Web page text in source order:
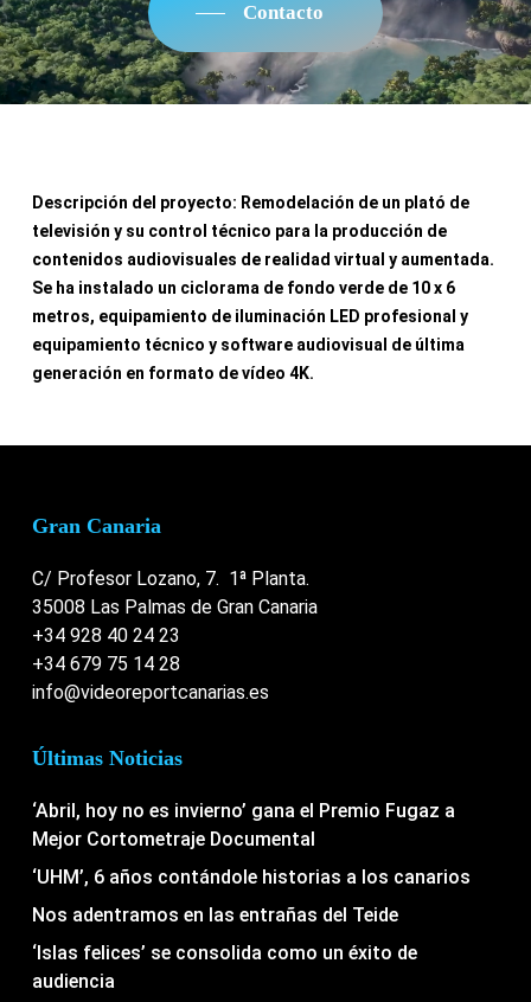
Contacto
Descripción del proyecto: Remodelación de un plató de
televisión y su control técnico para la producción de
contenidos audiovisuales de realidad virtual y aumentada.
Se ha instalado un ciclorama de fondo verde de 10 x 6
metros, equipamiento de iluminación LED profesional y
equipamiento técnico y software audiovisual de última
generación en formato de vídeo 4K.
Gran Canaria
C/ Profesor Lozano, 7. 1ª Planta.
35008 Las Palmas de Gran Canaria
+34 928 40 24 23
+34 679 75 14 28
info@videoreportcanarias.es
Últimas Noticias
‘Abril, hoy no es invierno’ gana el Premio Fugaz a
Mejor Cortometraje Documental
‘UHM’, 6 años contándole historias a los canarios
Nos adentramos en las entrañas del Teide
‘Islas felices’ se consolida como un éxito de
audiencia